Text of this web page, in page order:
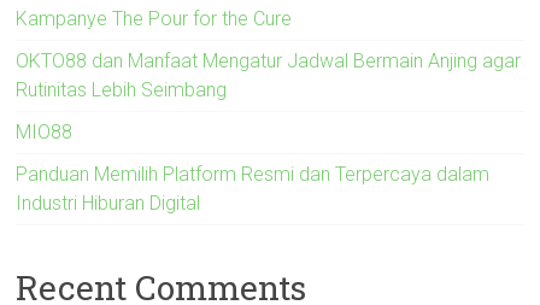
Kampanye The Pour for the Cure
OKTO88 dan Manfaat Mengatur Jadwal Bermain Anjing agar
Rutinitas Lebih Seimbang
MIO88
Panduan Memilih Platform Resmi dan Terpercaya dalam
Industri Hiburan Digital
Recent Comments